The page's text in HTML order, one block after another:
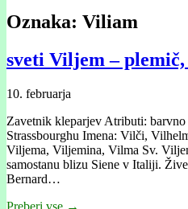
Oznaka: Viliam
sveti Viljem –
10. februarja
Zavetnik kleparjev Atributi:
Strassbourghu Imena: Vilči,
Viljema, Viljemina, Vilma Sv.
samostanu blizu Siene v Italiji.
Bernard…
Preberi vse →